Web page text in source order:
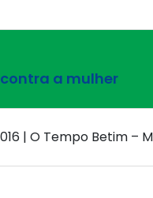
a mulher
| O Tempo Betim –